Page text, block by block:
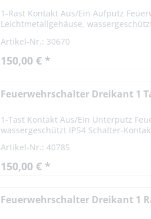
1-Rast Kontakt Aus/Ein Aufputz
Leichtmetallgehäuse,
Artikel-Nr.: 30670
150,00 € *
Feuerwehrschalter Dreikant 1
1-Tast Kontakt Aus/Ein Unterputz
wassergeschützt IP54 Schalter-
Artikel-Nr.: 40785
150,00 € *
Feuerwehrschalter Dreikant 1